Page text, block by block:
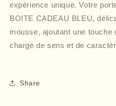
expérience unique. Votre
BOITE CADEAU BLEU,
mousse, ajoutant une touche
chargé de sens et de
Share